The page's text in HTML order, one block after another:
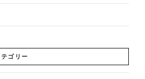
テゴリー